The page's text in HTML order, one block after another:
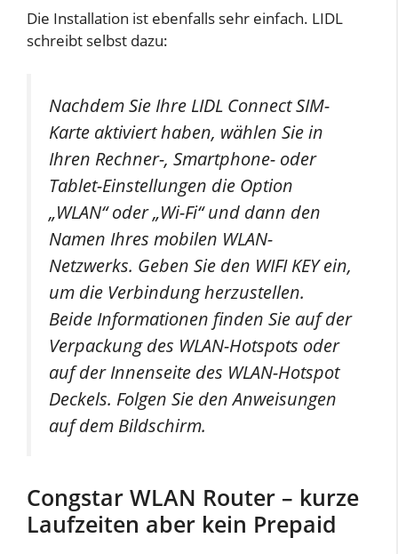
Die Installation ist ebenfalls sehr einfach. LIDL
schreibt selbst dazu:
Nachdem Sie Ihre LIDL Connect SIM-
Karte aktiviert haben, wählen Sie in
Ihren Rechner-, Smartphone- oder
Tablet-Einstellungen die Option
„WLAN“ oder „Wi-Fi“ und dann den
Namen Ihres mobilen WLAN-
Netzwerks. Geben Sie den WIFI KEY ein,
um die Verbindung herzustellen.
Beide Informationen finden Sie auf der
Verpackung des WLAN-Hotspots oder
auf der Innenseite des WLAN-Hotspot
Deckels. Folgen Sie den Anweisungen
auf dem Bildschirm.
Congstar WLAN Router – kurze
Laufzeiten aber kein Prepaid